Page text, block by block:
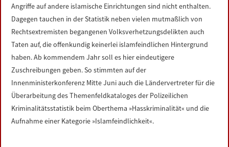
Angriffe auf andere islamische Einrichtungen sind nicht enthalten.
Dagegen tauchen in der Statistik neben vielen mutmaßlich von
Rechtsextremisten begangenen Volksverhetzungsdelikten auch
Taten auf, die offenkundig keinerlei islamfeindlichen Hintergrund
haben. Ab kommendem Jahr soll es hier eindeutigere
Zuschreibungen geben. So stimmten auf der
Innenministerkonferenz Mitte Juni auch die Ländervertreter für die
Überarbeitung des Themenfeldkataloges der Polizeilichen
Kriminalitätsstatistik beim Oberthema »Hasskriminalität« und die
Aufnahme einer Kategorie »Islamfeindlichkeit«.